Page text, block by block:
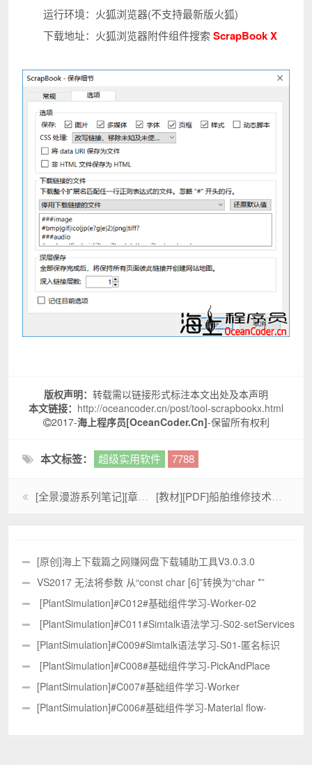
运行环境：火狐浏览器(不支持最新版火狐)
下载地址：火狐浏览器附件组件搜索ScrapBook X
版权声明： 转载需以链接形式标注本文出处及本声明
本文链接： http://oceancoder.cn/post/tool-scrapbookx.html
2017-海上程序员[OceanCoder.Cn]-保留所有权利
本文标签： 超级实用软件 7788
[全景漫游系列笔记][章节005]-取景相关知识之光圈与快门之间的关系 [教材][PDF]船舶维修技术使用手册-全1409页
[原创]海上下载篇之网赚网盘下载辅助工具V3.0.3.0
VS2017 无法将参数 从“const char [6]”转换为“char *”
[PlantSimulation]#C012#基础组件学习-Worker-02
[PlantSimulation]#C011#Simtalk语法学习-S02-setServices
和setAlternativeServices
[PlantSimulation]#C009#Simtalk语法学习-S01-匿名标识
符
[PlantSimulation]#C008#基础组件学习-PickAndPlace
[PlantSimulation]#C007#基础组件学习-Worker
[PlantSimulation]#C006#基础组件学习-Material flow-